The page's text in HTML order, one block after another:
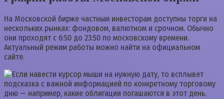
На Московской бирже частным инвесторам доступны торги на
нескольких рынках: фондовом, валютном и срочном. Обычно
они проходят с 6:50 до 23:50 по московскому времени.
Актуальный режим работы можно найти на официальном
сайте.